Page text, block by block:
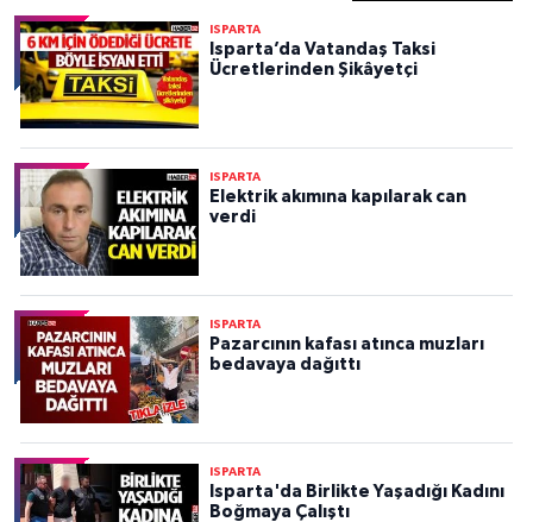
ISPARTA
Isparta’da Vatandaş Taksi
Ücretlerinden Şikâyetçi
ISPARTA
Elektrik akımına kapılarak can
verdi
ISPARTA
Pazarcının kafası atınca muzları
bedavaya dağıttı
ISPARTA
Isparta'da Birlikte Yaşadığı Kadını
Boğmaya Çalıştı